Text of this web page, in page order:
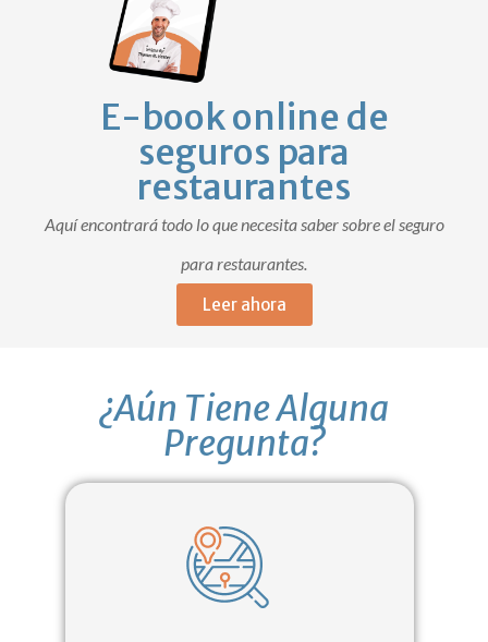
E-book online de
seguros para
restaurantes
Aquí encontrará todo lo que necesita saber sobre el seguro
para restaurantes.
Leer ahora
¿Aún Tiene Alguna
Pregunta?